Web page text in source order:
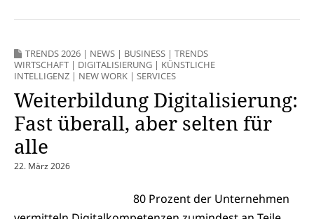
TRENDS 2026 | NEWS | BUSINESS | TRENDS
WIRTSCHAFT | DIGITALISIERUNG | KÜNSTLICHE
INTELLIGENZ | NEW WORK | SERVICES
Weiterbildung Digitalisierung:
Fast überall, aber selten für
alle
22. März 2026
80 Prozent der Unternehmen